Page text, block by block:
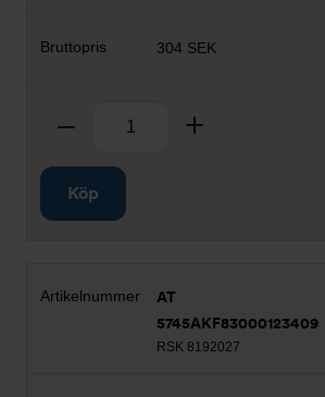
304 SEK
Ta bort
Köp
AT
5745AKF83000123409
RSK 8192027